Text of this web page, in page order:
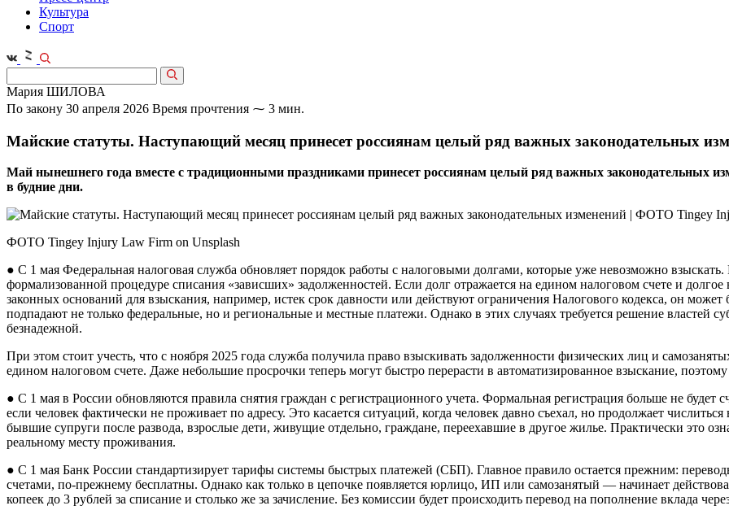
Культура
Спорт
Мария ШИЛОВА
По закону 30 апреля 2026 Время прочтения ⁓ 3 мин.
Майские статуты. Наступающий месяц принесет россиянам целый ряд важных законодательных
Май нынешнего года вместе с традиционными праздниками принесет россиянам целый ряд важных законодательных
в будние дни.
ФОТО Tingey Injury Law Firm on Unsplash
● С 1 мая Федеральная налоговая служба обновляет порядок работы с налоговыми долгами, которые уже невозможно
формализованной процедуре списания «зависших» задолженностей. Если долг отражается на едином налоговом счете и
законных оснований для взыскания, например, истек срок давности или действуют ограничения Налогового кодекса, он
подпадают не только федеральные, но и региональные и местные платежи. Однако в этих случаях требуется решение властей
безнадежной.
При этом стоит учесть, что с ноября 2025 года служба получила право взыскивать задолженности физических лиц и
едином налоговом счете. Даже небольшие просрочки теперь могут быстро перерасти в автоматизированное взыскание, поэтому
● С 1 мая в России обновляются правила снятия граждан с регистрационного учета. Формальная регистрация больше не будет
если человек фактически не проживает по адресу. Это касается ситуаций, когда человек давно съехал, но продолжает
бывшие супруги после развода, взрослые дети, живущие отдельно, граждане, переехавшие в другое жилье. Практически это
реальному месту проживания.
● С 1 мая Банк России стандартизирует тарифы системы быстрых платежей (СБП). Главное правило остается прежним:
счетами, по‑прежнему бесплатны. Однако как только в цепочке появляется юрлицо, ИП или самозанятый — начинает
копеек до 3 рублей за списание и столько же за зачисление. Без комиссии будет происходить перевод на пополнение вклада